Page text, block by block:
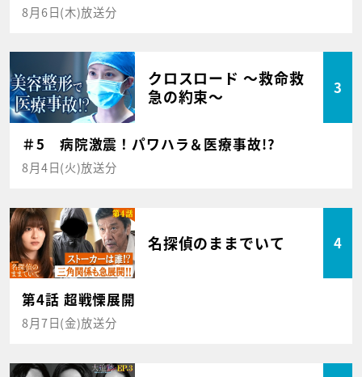
8月6日(木)放送分
クロスロード ～救命救
急の約束～
3
＃5 病院激震！パワハラ＆医療事故!?
8月4日(火)放送分
名探偵のままでいて 4
第4話 超戦慄展開
8月7日(金)放送分